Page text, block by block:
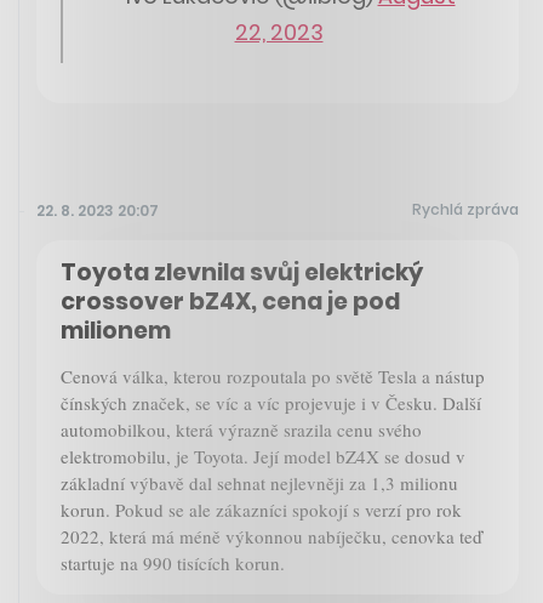
22, 2023
22. 8. 2023 20:07 Rychlá zpráva
Toyota zlevnila svůj elektrický
crossover bZ4X, cena je pod
milionem
Cenová válka, kterou rozpoutala po světě Tesla a nástup
čínských značek, se víc a víc projevuje i v Česku. Další
automobilkou, která výrazně srazila cenu svého
elektromobilu, je Toyota. Její model bZ4X se dosud v
základní výbavě dal sehnat nejlevněji za 1,3 milionu
korun. Pokud se ale zákazníci spokojí s verzí pro rok
2022, která má méně výkonnou nabíječku, cenovka teď
startuje na 990 tisících korun.